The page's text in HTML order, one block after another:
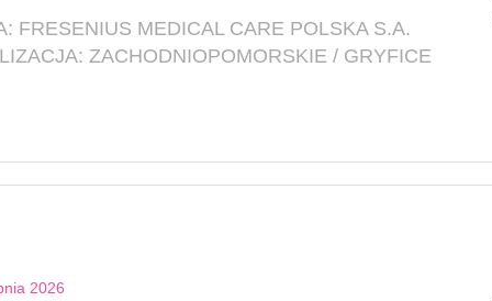
FRESENIUS MEDICAL CARE POLSKA S.A.
ZACHODNIOPOMORSKIE / GRYFICE
2026